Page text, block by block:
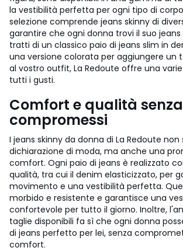
la vestibilità perfetta per ogni tipo di
selezione comprende jeans skinny di
garantire che ogni donna trovi il suo jeans
tratti di un classico paio di jeans slim in
una versione colorata per aggiungere un
al vostro outfit, La Redoute offre una
tutti i gusti.
Comfort e qualità senza
compromessi
I jeans skinny da donna di La Redoute non
dichiarazione di moda, ma anche una
comfort. Ogni paio di jeans è realizzato
qualità, tra cui il denim elasticizzato, per
movimento e una vestibilità perfetta.
morbido e resistente e garantisce una
confortevole per tutto il giorno. Inoltre,
taglie disponibili fa sì che ogni donna
di jeans perfetto per lei, senza
comfort.